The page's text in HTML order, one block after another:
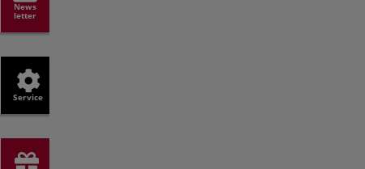
News
letter
Service